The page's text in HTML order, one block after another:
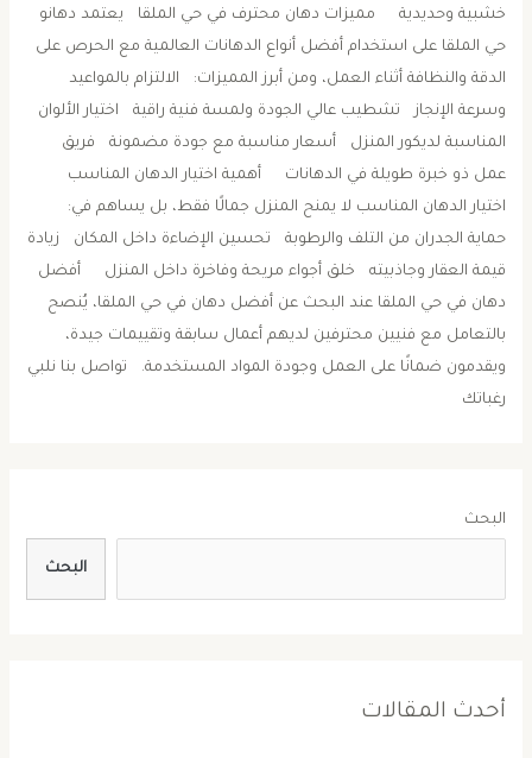
خشبية وحديدية مميزات دهان محترف في حي الملقا يعتمد دهانو
حي الملقا على استخدام أفضل أنواع الدهانات العالمية مع الحرص على
الدقة والنظافة أثناء العمل، ومن أبرز المميزات: الالتزام بالمواعيد
وسرعة الإنجاز تشطيب عالي الجودة ولمسة فنية راقية اختيار الألوان
المناسبة لديكور المنزل أسعار مناسبة مع جودة مضمونة فريق
عمل ذو خبرة طويلة في الدهانات أهمية اختيار الدهان المناسب
اختيار الدهان المناسب لا يمنح المنزل جمالًا فقط، بل يساهم في:
حماية الجدران من التلف والرطوبة تحسين الإضاءة داخل المكان زيادة
قيمة العقار وجاذبيته خلق أجواء مريحة وفاخرة داخل المنزل أفضل
دهان في حي الملقا عند البحث عن أفضل دهان في حي الملقا، يُنصح
بالتعامل مع فنيين محترفين لديهم أعمال سابقة وتقييمات جيدة،
ويقدمون ضمانًا على العمل وجودة المواد المستخدمة. تواصل بنا نلبي
رغباتك
البحث
البحث
أحدث المقالات